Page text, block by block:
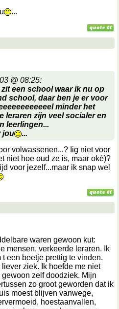
...
@ 08:25:
een school waar ik nu op
school, daar ben je er voor
minder het
leraren zijn veel socialer en
leerlingen...
jou
...
volwassenen...? Iig niet voor
niet hoe oud ze is, maar oké)?
voor jezelf...maar ik snap wel
waren gewoon kut:
mensen, verkeerde leraren. Ik
een beetje prettig te vinden.
ziek. Ik hoefde me niet
zelf doodziek. Mijn
zo groot geworden dat ik
moest blijven vanwege,
hoestaanvallen,